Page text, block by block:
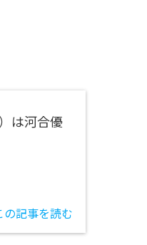
は河合優
の記事を読む